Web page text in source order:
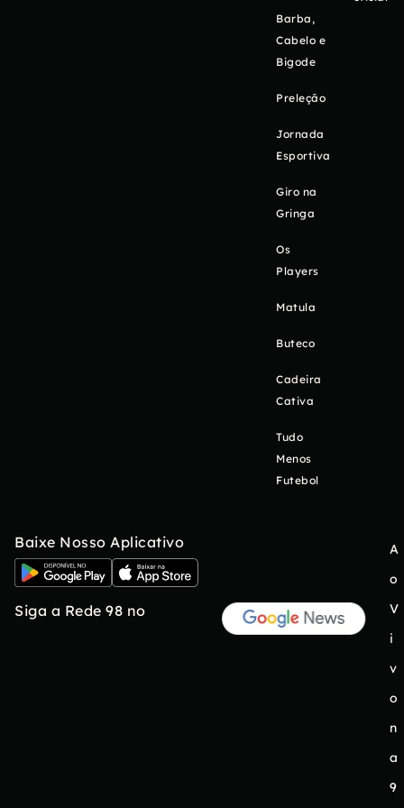
Barba,
Cabelo e
Bigode
Preleção
Jornada
Esportiva
Giro na
Gringa
Os
Players
Matula
Buteco
Cadeira
Cativa
Tudo
Menos
Futebol
Baixe Nosso Aplicativo
Siga a Rede 98 no
A
o
V
i
v
o
n
a
9